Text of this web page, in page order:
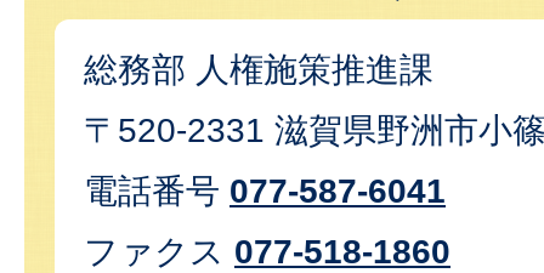
総務部 人権施策推進課
〒520-2331 滋賀県野洲市小
電話番号 077-587-6041
ファクス 077-518-1860